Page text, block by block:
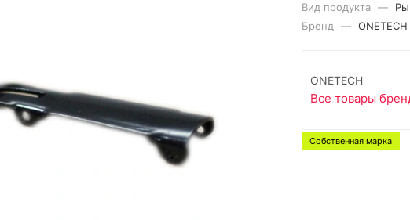
Вид продукта —
Бренд
— ONETECH
ONETECH
Все товары
Собственная марка